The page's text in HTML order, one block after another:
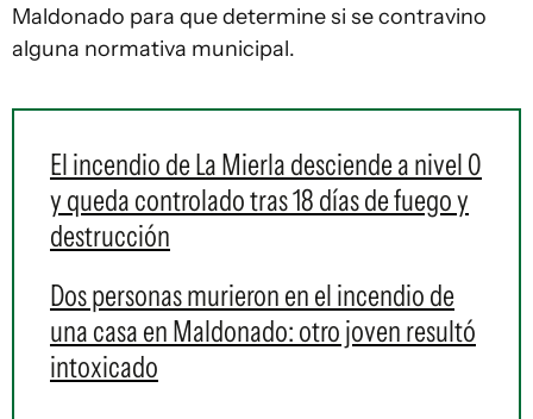
Maldonado para que determine si se contravino
alguna normativa municipal.
El incendio de La Mierla desciende a nivel 0
y queda controlado tras 18 días de fuego y
destrucción
Dos personas murieron en el incendio de
una casa en Maldonado: otro joven resultó
intoxicado